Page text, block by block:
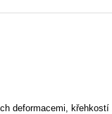
deformacemi, křehkostí